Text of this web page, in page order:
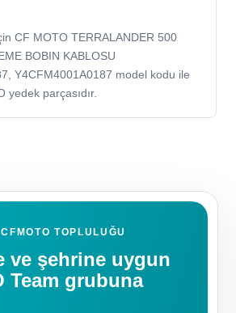
CF MOTO TERRALANDER 500
BOBIN KABLOSU
Y4CFM4001A0187 model kodu ile
yedek parçasıdır.
TOPLULUĞU
ve şehrine uygun
Team grubuna